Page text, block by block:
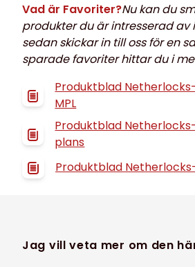
Vad är Favoriter?Nu kan du
produkter du är intresserad av
sedan skickar in till oss för en
sparade favoriter hittar du i
Produktblad
MPL
Produktblad
plans
Produktblad
Jag vill veta mer om den